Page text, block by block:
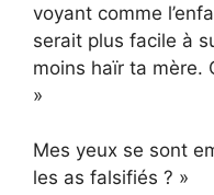
voyant comme
serait plus facile à
moins haïr ta mère.
»
Mes yeux se sont
les as falsifiés ? »